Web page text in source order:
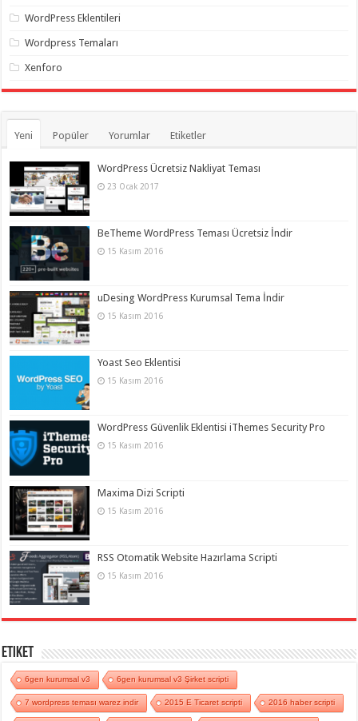
WordPress Eklentileri
Wordpress Temaları
Xenforo
Yeni Popüler Yorumlar Etiketler
WordPress Ücretsiz Nakliyat Teması
23 Ocak 2017
BeTheme WordPress Teması Ücretsiz İndir
15 Kasım 2016
uDesing WordPress Kurumsal Tema İndir
15 Kasım 2016
Yoast Seo Eklentisi
15 Kasım 2016
WordPress Güvenlik Eklentisi iThemes Security Pro
15 Kasım 2016
Maxima Dizi Scripti
15 Kasım 2016
RSS Otomatik Website Hazırlama Scripti
15 Kasım 2016
Etiket
6gen kurumsal v3 6gen kurumsal v3 Şirket scripti
7 wordpress teması warez indir 2015 E Ticaret scripti 2016 haber scripti